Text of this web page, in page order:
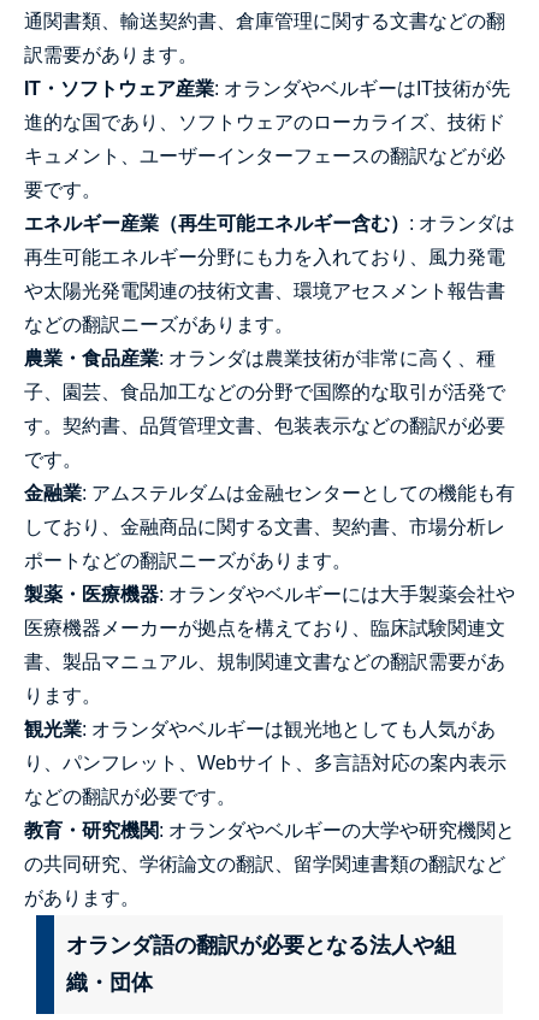
通関書類、輸送契約書、倉庫管理に関する文書などの翻
訳需要があります。
IT・ソフトウェア産業: オランダやベルギーはIT技術が先
進的な国であり、ソフトウェアのローカライズ、技術ド
キュメント、ユーザーインターフェースの翻訳などが必
要です。
エネルギー産業（再生可能エネルギー含む） : オランダは
再生可能エネルギー分野にも力を入れており、風力発電
や太陽光発電関連の技術文書、環境アセスメント報告書
などの翻訳ニーズがあります。
農業・食品産業: オランダは農業技術が非常に高く、種
子、園芸、食品加工などの分野で国際的な取引が活発で
す。契約書、品質管理文書、包装表示などの翻訳が必要
です。
金融業: アムステルダムは金融センターとしての機能も有
しており、金融商品に関する文書、契約書、市場分析レ
ポートなどの翻訳ニーズがあります。
製薬・医療機器: オランダやベルギーには大手製薬会社や
医療機器メーカーが拠点を構えており、臨床試験関連文
書、製品マニュアル、規制関連文書などの翻訳需要があ
ります。
観光業: オランダやベルギーは観光地としても人気があ
り、パンフレット、Webサイト、多言語対応の案内表示
などの翻訳が必要です。
教育・研究機関: オランダやベルギーの大学や研究機関と
の共同研究、学術論文の翻訳、留学関連書類の翻訳など
があります。
オランダ語の翻訳が必要となる法人や組
織・団体